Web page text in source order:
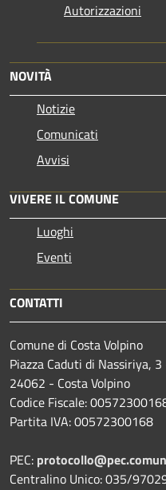
Autorizzazioni
NOVITÀ
Notizie
Comunicati
Avvisi
VIVERE IL COMUNE
Luoghi
Eventi
CONTATTI
Comune di Costa Volpino
Piazza Caduti di Nassiriya,
24062 - Costa Volpino
Codice Fiscale:
Partita IVA: 00572300168
PEC:
Centralino Unico: 035/